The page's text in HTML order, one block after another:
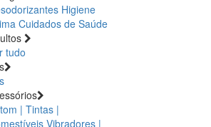
Higiene
Cuidados de Saúde
tudo
| Tintas |
Vibradores |